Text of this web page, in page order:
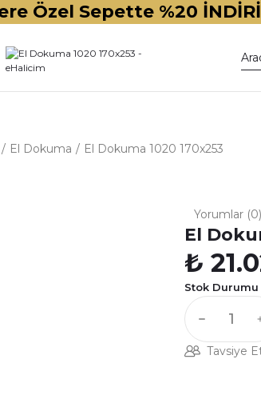
Özel Sepette %20
El Dokuma El Dokuma 1020 170x253
Yorumlar (0)
El
₺
Stok Durumu
Tavsiye